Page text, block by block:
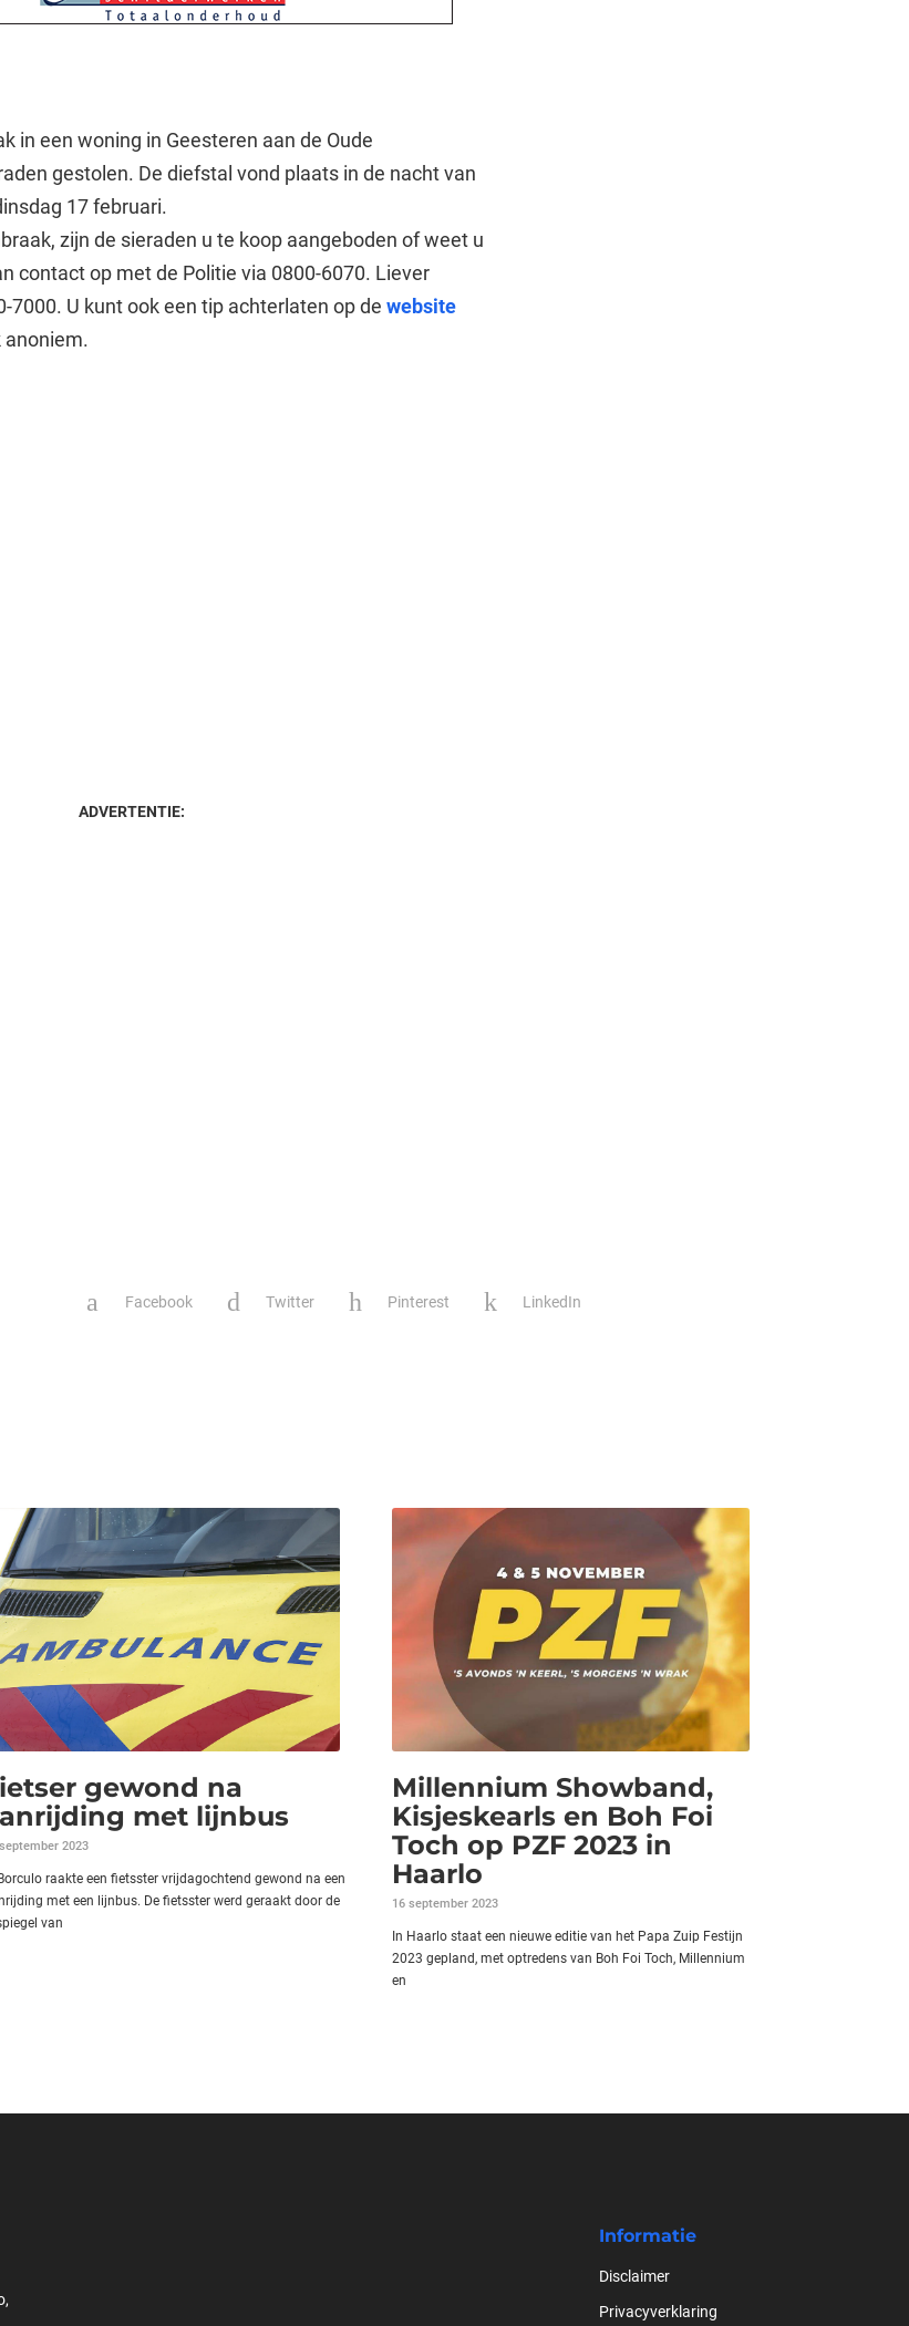
in een woning in Geesteren aan de Oude
gestolen. De diefstal vond plaats in de nacht van
17 februari.
zijn de sieraden u te koop aangeboden of weet u
contact op met de Politie via 0800-6070. Liever
7000. U kunt ook een tip achterlaten op dewebsite
anoniem.
ADVERTENTIE:
Facebook Twitter Pinterest LinkedIn
gewond na
met lijnbus
2023
raakte een fietsster vrijdagochtend gewond na een
met een lijnbus. De fietsster werd geraakt door de
van
Millennium Showband,
Kisjeskearls en Boh Foi
Toch op PZF 2023 in
Haarlo
16 september 2023
In Haarlo staat een nieuwe editie van het Papa Zuip Festijn
2023 gepland, met optredens van Boh Foi Toch, Millennium
en
Informatie
Disclaimer
Privacyverklaring